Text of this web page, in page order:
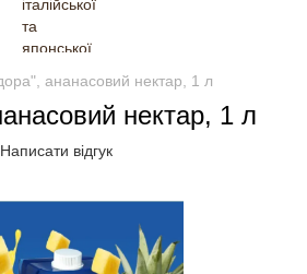
ананасовий нектар, 1 л
нектар, 1 л
Написати відгук